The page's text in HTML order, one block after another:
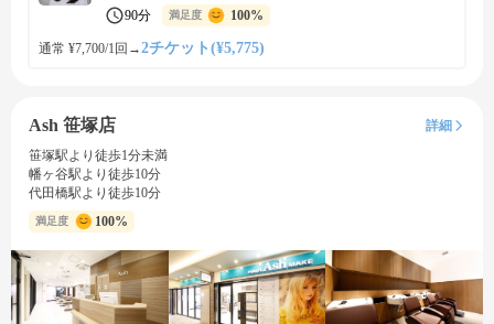
髪に90分 満足度 100%
通常 ¥7,700/1回 →2チケット(¥5,775)
Ash 笹塚店
詳細
笹塚駅より徒歩1分未満
幡ヶ谷駅より徒歩10分
代田橋駅より徒歩10分
満足度 100%